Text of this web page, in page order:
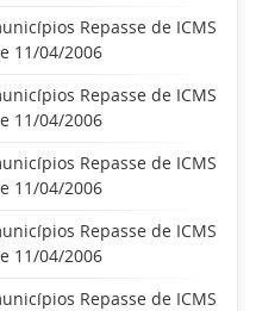
Repasse de ICMS
11/04/2006
Repasse de ICMS
11/04/2006
Repasse de ICMS
11/04/2006
Repasse de ICMS
11/04/2006
Repasse de ICMS